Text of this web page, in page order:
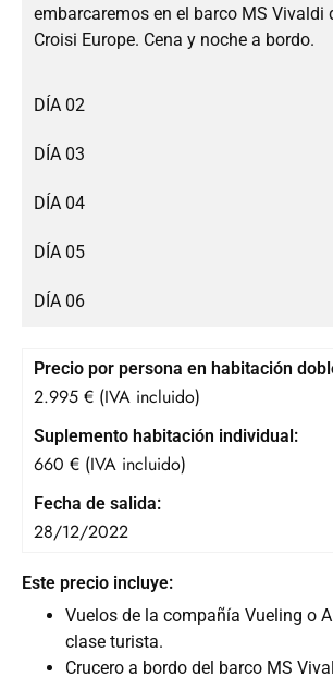
embarcaremos en el barco MS Vivaldi
Croisi Europe. Cena y noche a bordo.
DÍA 02
DÍA 03
DÍA 04
DÍA 05
DÍA 06
Precio por persona en habitación
2.995 € (IVA incluido)
Suplemento habitación individual:
660 € (IVA incluido)
Fecha de salida:
28/12/2022
Este precio incluye:
Vuelos de la compañía Vueling o
clase turista.
Crucero a bordo del barco MS